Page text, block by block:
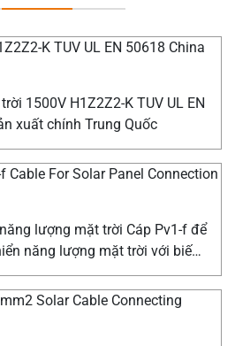
1500V H1Z2Z2-K TUV UL EN
xuất chính Trung Quốc
lượng mặt trời Cáp Pv1-f để
năng lượng mặt trời với biến
tần